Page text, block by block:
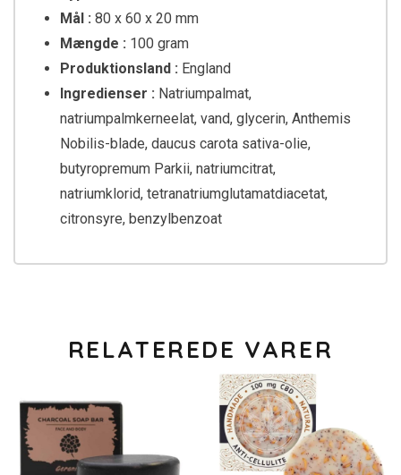
Mål : 80 x 60 x 20 mm
Mængde : 100 gram
Produktionsland : England
Ingredienser : Natriumpalmat,
natriumpalmkerneelat, vand, glycerin, Anthemis
Nobilis-blade, daucus carota sativa-olie,
butyropremum Parkii, natriumcitrat,
natriumklorid, tetranatriumglutamatdiacetat,
citronsyre, benzylbenzoat
RELATEREDE VARER